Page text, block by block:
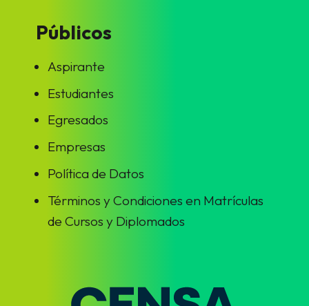
Públicos
Aspirante
Estudiantes
Egresados
Empresas
Política de Datos
Términos y Condiciones en Matrículas
de Cursos y Diplomados